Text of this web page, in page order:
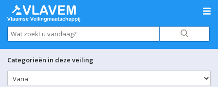
Categorieën in deze veiling